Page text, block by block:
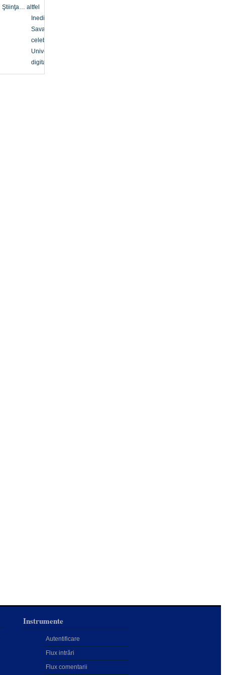
Ştiinţa… altfel
Inedit
Savanți
celebri
Univers
digital
Instrumente
Autentificare
Flux intrări
Flux comentarii